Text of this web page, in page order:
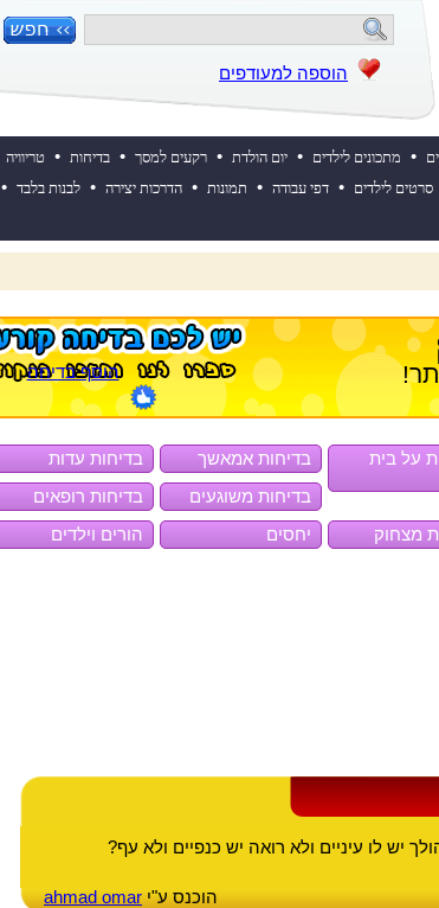
הוספה למעודפים
• מתכונים לילדים • יום הולדת • רקעים למסך • בדיחות • טריוויה
סרטים לילדים • דפי עבודה • תמונות • הדרכות יצירה • לבנות בלבד •
כאן!
הוסף בדיחה
על בית
בדיחות אמאשך
בדיחות עדות
בדיחות משוגעים
בדיחות רופאים
מצחוק יחסים
הורים וילדים
יש לו עיניים ולא רואה יש כנפיים ולא עף?
הוכנס ע"י ahmad omar